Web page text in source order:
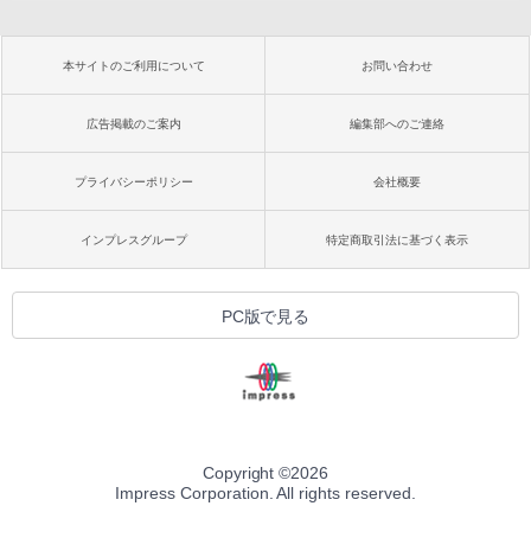
本サイトのご利用について お問い合わせ
広告掲載のご案内 編集部へのご連絡
プライバシーポリシー 会社概要
インプレスグループ 特定商取引法に基づく表示
PC版で見る
Copyright ©2026
Impress Corporation. All rights reserved.